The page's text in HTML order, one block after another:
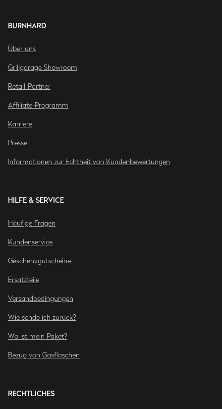
BURNHARD
Über uns
Grillgarage Showroom
Retail-Partner
Affiliate-Programm
Karriere
Presse
Informationen zur Echtheit von Kundenbewertungen
HILFE & SERVICE
Häufige Fragen
Kundenservice
Geschenkgutscheine
Ersatzteile
Versandbedingungen
Wie sende ich zurück?
Wo ist mein Paket?
Bezug von Gasflaschen
RECHTLICHES